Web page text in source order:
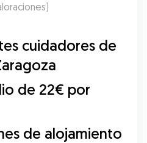
)
cuidadores de
de 22€ por
de alojamiento